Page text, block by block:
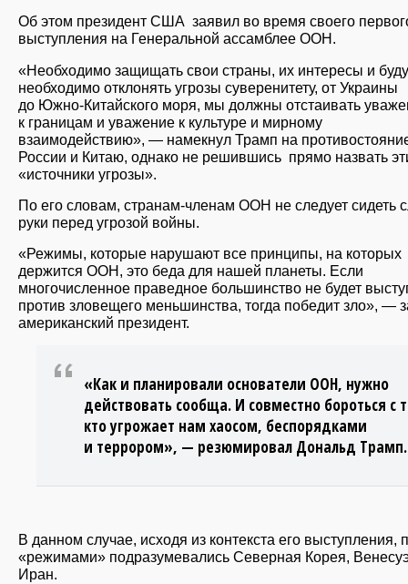
Об этом президент США заявил во время своего
выступления на Генеральной ассамблее ООН.
«Необходимо защищать свои страны, их интересы и
необходимо отклонять угрозы суверенитету, от Украины
до Южно-Китайского моря, мы должны отстаивать
к границам и уважение к культуре и мирному
взаимодействию», — намекнул Трамп на
России и Китаю, однако не решившись прямо назвать
«источники угрозы».
По его словам, странам-членам ООН не следует сидеть
руки перед угрозой войны.
«Режимы, которые нарушают все принципы, на которых
держится ООН, это беда для нашей планеты. Если
многочисленное праведное большинство не будет
против зловещего меньшинства, тогда победит зло», —
американский президент.
«Как и планировали основатели ООН, нужно
действовать сообща. И совместно бороться с
кто угрожает нам хаосом, беспорядками
и террором», — резюмировал Дональд Трамп.
В данном случае, исходя из контекста его выступления,
«режимами» подразумевались Северная Корея,
Иран.